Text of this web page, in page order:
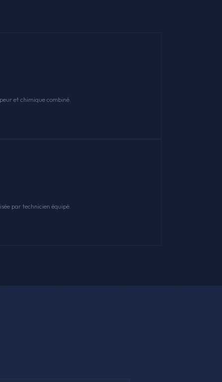
et chimique combiné.
par technicien équipé.